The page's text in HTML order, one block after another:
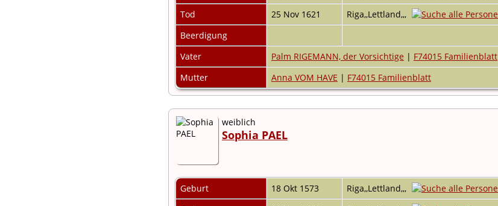
Tod
25 Nov 1621
Riga,,Lettland,,,
Beerdigung
Vater
Palm RIGEMANN, der Vorsichtige | F74015 Familienblatt
Mutter
Anna VOM HAVE | F74015 Familienblatt
weiblich
Sophia PAEL
Geburt 18 Okt 1573
Riga,,Lettland,,,